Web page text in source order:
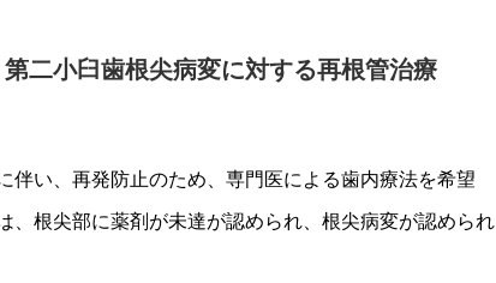
二小臼歯根尖病変に対する再根管治療
い、再発防止のため、専門医による歯内療法を希望
尖部に薬剤が未達が認められ、根尖病変が認められ